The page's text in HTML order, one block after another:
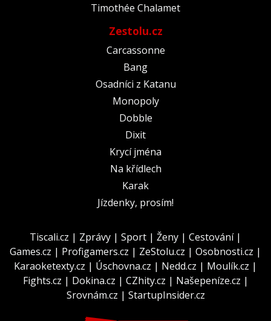
Timothée Chalamet
Zestolu.cz
Carcassonne
Bang
Osadníci z Katanu
Monopoly
Dobble
Dixit
Krycí jména
Na křídlech
Karak
Jízdenky, prosím!
Tiscali.cz | Zprávy | Sport | Ženy | Cestování|
Games.cz | Profigamers.cz | ZeStolu.cz | Osobnosti.cz |
Karaoketexty.cz | Úschovna.cz | Nedd.cz | Moulík.cz |
Fights.cz | Dokina.cz | CZhity.cz | Našepeníze.cz |
Srovnám.cz | StartupInsider.cz